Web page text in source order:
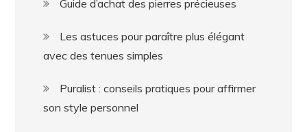
Guide d’achat des pierres précieuses
Les astuces pour paraître plus élégant
avec des tenues simples
Puralist : conseils pratiques pour affirmer
son style personnel